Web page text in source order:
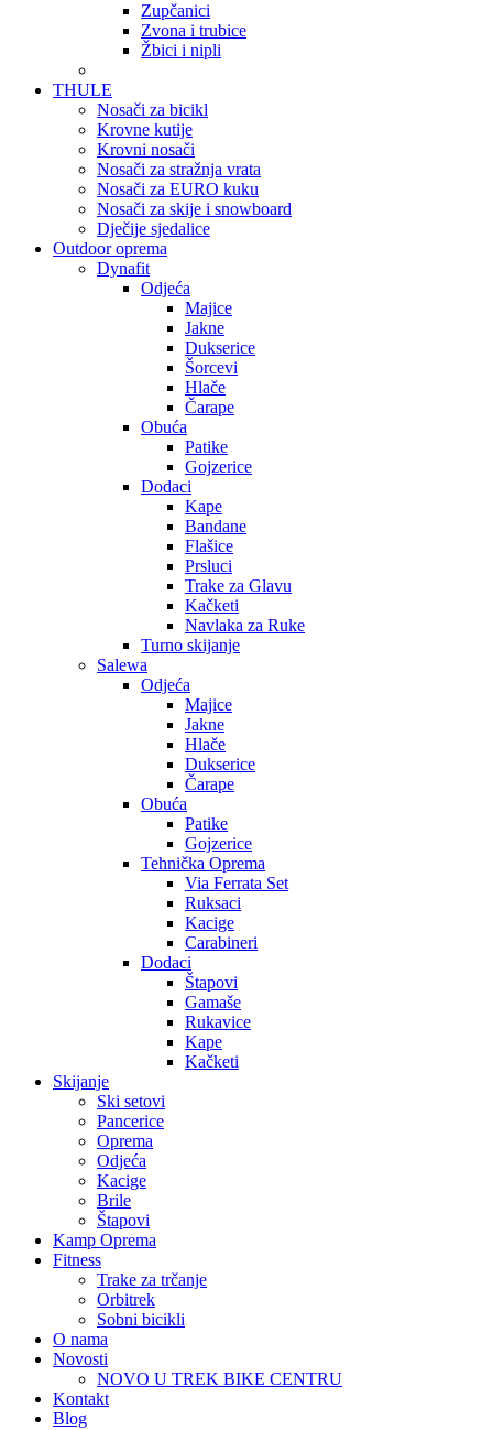
Zupčanici
Zvona i trubice
Žbici i nipli
THULE
Nosači za bicikl
Krovne kutije
Krovni nosači
Nosači za stražnja vrata
Nosači za EURO kuku
Nosači za skije i snowboard
Dječije sjedalice
Outdoor oprema
Dynafit
Odjeća
Majice
Jakne
Dukserice
Šorcevi
Hlače
Čarape
Obuća
Patike
Gojzerice
Dodaci
Kape
Bandane
Flašice
Prsluci
Trake za Glavu
Kačketi
Navlaka za Ruke
Turno skijanje
Salewa
Odjeća
Majice
Jakne
Hlače
Dukserice
Čarape
Obuća
Patike
Gojzerice
Tehnička Oprema
Via Ferrata Set
Ruksaci
Kacige
Carabineri
Dodaci
Štapovi
Gamaše
Rukavice
Kape
Kačketi
Skijanje
Ski setovi
Pancerice
Oprema
Odjeća
Kacige
Brile
Štapovi
Kamp Oprema
Fitness
Trake za trčanje
Orbitrek
Sobni bicikli
O nama
Novosti
NOVO U TREK BIKE CENTRU
Kontakt
Blog